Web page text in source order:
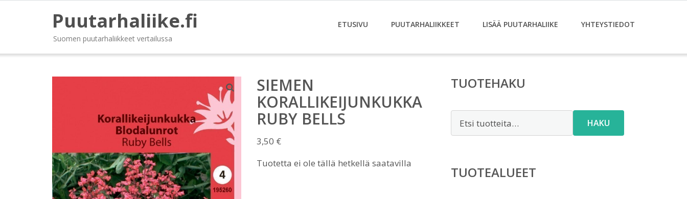
Puutarhaliike.fi
Suomen puutarhaliikkeet vertailussa
ETUSIVU PUUTARHALIIKKEET LISÄÄ PUUTARHALIIKE YHTEYSTIEDOT
SIEMEN
KORALLIKEIJUNKUKKA
RUBY BELLS
3,50 €
Tuotetta ei ole tällä hetkellä saatavilla
TUOTEHAKU
HAKU
TUOTEALUEET